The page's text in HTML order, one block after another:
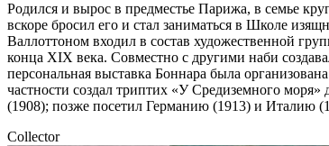
Родился и вырос в предместье Парижа, в семье
вскоре бросил его и стал заниматься в Школе
Валлоттоном входил в состав художественной
конца XIX века. Совместно с другими наби
персональная выставка Боннара была
частности создал триптих «У Средиземного
(1908); позже посетил Германию (1913) и Италию
Collector